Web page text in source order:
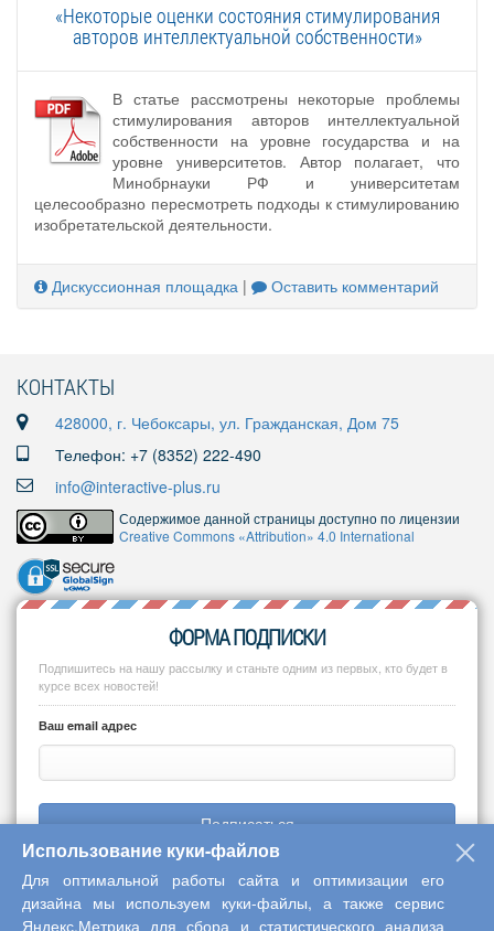
«Некоторые оценки состояния стимулирования
авторов интеллектуальной собственности»
В статье рассмотрены некоторые проблемы
стимулирования авторов интеллектуальной
собственности на уровне государства и на
уровне университетов. Автор полагает, что
Минобрнауки РФ и университетам
целесообразно пересмотреть подходы к стимулированию
изобретательской деятельности.
Дискуссионная площадка | Оставить комментарий
КОНТАКТЫ
428000, г. Чебоксары, ул. Гражданская, Дом 75
Телефон: +7 (8352) 222-490
info@interactive-plus.ru
Содержимое данной страницы доступно по лицензии
Creative Commons «Attribution» 4.0 International
ФОРМА ПОДПИСКИ
Подпишитесь на нашу рассылку и станьте одним из первых, кто будет в
курсе всех новостей!
Ваш email адрес
Подписаться
Copyright © 2013-2026 Центр научного сотрудничества «Интерактив
Использование куки-файлов
Для оптимальной работы сайта и оптимизации его
дизайна мы используем куки-файлы, а также сервис
Яндекс.Метрика для сбора и статистического анализа